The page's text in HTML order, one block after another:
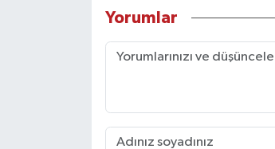
Yorumlar